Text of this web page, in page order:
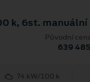
k, 6st. manuální
Původní
639
74 kW/100 k